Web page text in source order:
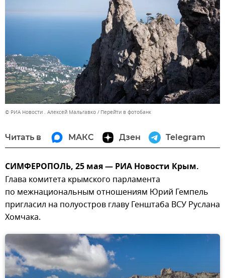
© РИА Новости . Алексей Мальгавко Перейти в фотобанк
Читать в МАКС Дзен Telegram
СИМФЕРОПОЛЬ, 25 мая — РИА Новости Крым.
Глава комитета крымского парламента
по межнациональным отношениям Юрий Гемпель
пригласил на полуостров главу Генштаба ВСУ Руслана
Хомчака.